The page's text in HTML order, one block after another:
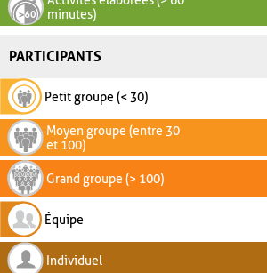
minutes)
PARTICIPANTS
Petit groupe (< 30)
Moyen groupe (entre 30
et 100)
Grand groupe (> 100)
Équipe
Individuel